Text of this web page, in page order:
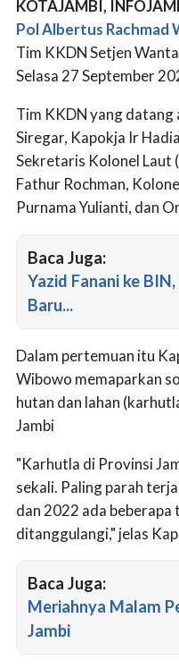
KOTAJAMBI,
Pol Albertus Rachmad
Tim KKDN Setjen
Selasa 27 September
Tim KKDN yang datang
Siregar, Kapokja Ir
Sekretaris Kolonel Laut
Fathur Rochman,
Purnama Yulianti, dan
Baca Juga:
Yazid Fanani ke
Baru...
Dalam pertemuan itu
Wibowo memaparkan
hutan dan lahan
Jambi
"Karhutla di Provinsi
sekali. Paling parah
dan 2022 ada
ditanggulangi," jelas
Baca Juga:
Meriahnya Malam
Jambi